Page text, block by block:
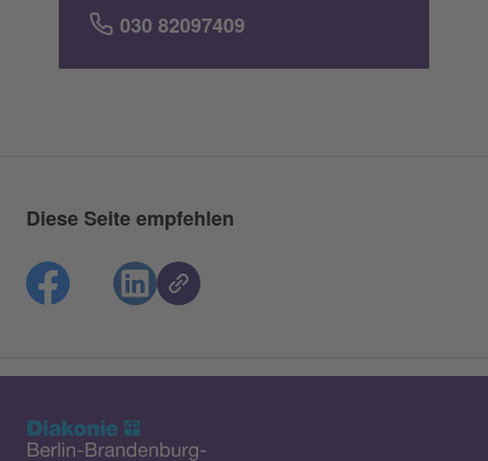
030 82097409
Diese Seite empfehlen